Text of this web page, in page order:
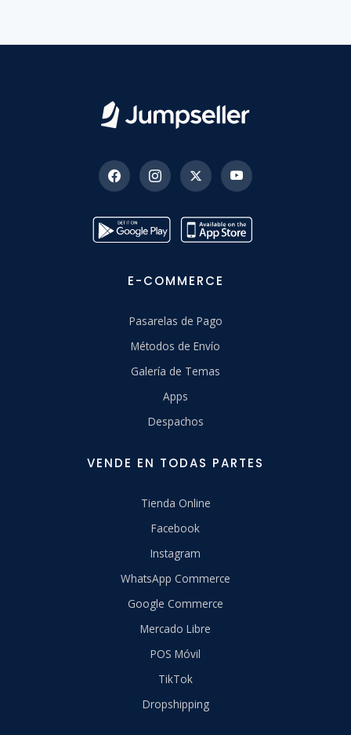
E-COMMERCE
Pasarelas de Pago
Métodos de Envío
Galería de Temas
Apps
Despachos
VENDE EN TODAS PARTES
Tienda Online
Facebook
Instagram
WhatsApp Commerce
Google Commerce
Mercado Libre
POS Móvil
TikTok
Dropshipping